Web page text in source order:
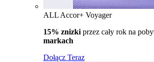
ALL Accor+ Voyager
15% znizki przez cały rok na
markach
Dołącz Teraz